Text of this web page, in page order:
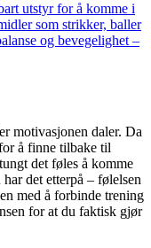
utstyr for å komme i
som strikker, baller
og bevegelighet –
motivasjonen daler. Da
å finne tilbake til
det føles å komme
det etterpå – følelsen
med å forbinde trening
for at du faktisk gjør